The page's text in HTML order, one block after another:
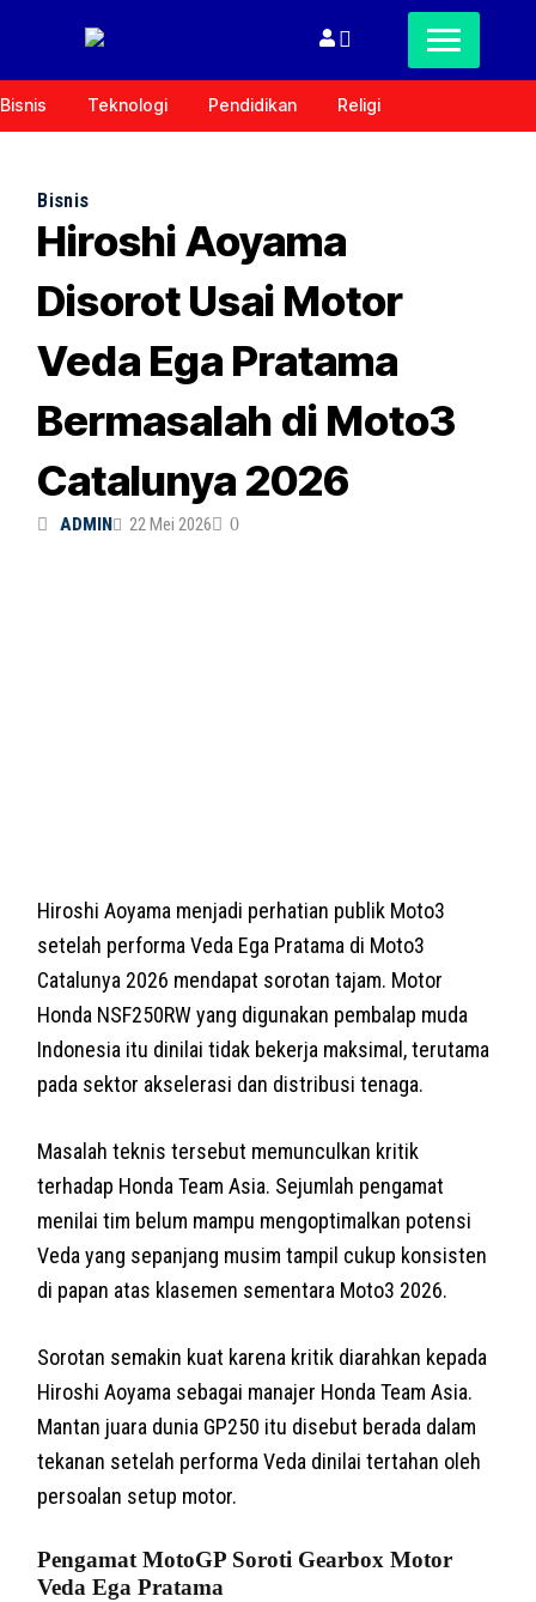
Bisnis Teknologi Pendidikan Religi
Bisnis
Hiroshi Aoyama
Disorot Usai Motor
Veda Ega Pratama
Bermasalah di Moto3
Catalunya 2026
ADMIN 22 Mei 2026 0
Hiroshi Aoyama menjadi perhatian publik Moto3
setelah performa Veda Ega Pratama di Moto3
Catalunya 2026 mendapat sorotan tajam. Motor
Honda NSF250RW yang digunakan pembalap muda
Indonesia itu dinilai tidak bekerja maksimal, terutama
pada sektor akselerasi dan distribusi tenaga.
Masalah teknis tersebut memunculkan kritik
terhadap Honda Team Asia. Sejumlah pengamat
menilai tim belum mampu mengoptimalkan potensi
Veda yang sepanjang musim tampil cukup konsisten
di papan atas klasemen sementara Moto3 2026.
Sorotan semakin kuat karena kritik diarahkan kepada
Hiroshi Aoyama sebagai manajer Honda Team Asia.
Mantan juara dunia GP250 itu disebut berada dalam
tekanan setelah performa Veda dinilai tertahan oleh
persoalan setup motor.
Pengamat MotoGP Soroti Gearbox Motor
Veda Ega Pratama